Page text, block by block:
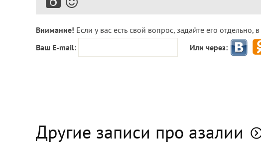
Внимание! Если у вас есть свой вопрос, задайте его отдельно, в
Ваш E-mail: Или через:
Другие записи про азалии